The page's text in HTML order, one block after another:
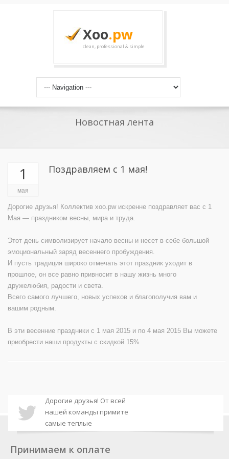
Xoo.pw
clean, professional & simple
Новостная лента
1
мая
Поздравляем с 1 мая!
Дорогие друзья! Коллектив xoo.pw искренне поздравляет вас с 1
Мая — праздником весны, мира и труда.
Этот день символизирует начало весны и несет в себе большой
эмоциональный заряд весеннего пробуждения.
И пусть традиция широко отмечать этот праздник уходит в
прошлое, он все равно привносит в нашу жизнь много
дружелюбия, радости и света.
Всего самого лучшего, новых успехов и благополучия вам и
вашим родным.
В эти весенние праздники с 1 мая 2015 и по 4 мая 2015 Вы можете
приобрести наши продукты с скидкой 15%
Дорогие друзья! От всей
нашей команды примите
самые теплые
наступающим Новым годом
Дорогие друзья, доступна
xProtect. В данном релизе
Принимаем к оплате